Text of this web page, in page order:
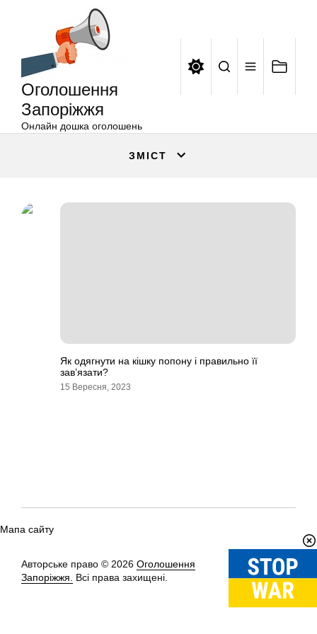
Оголошення
Запоріжжя
Онлайн дошка оголошень
ЗМІСТ
Як одягнути на кішку попону і правильно її
зав’язати?
15 Вересня, 2023
Мапа сайту
Авторське право © 2026 Оголошення
Запоріжжя.
Всі права захищені.
Вгору↑